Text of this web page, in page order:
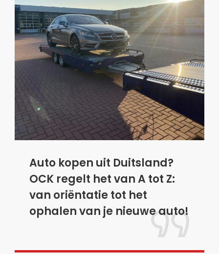
Auto kopen uit Duitsland?
OCK regelt het van A tot Z:
van oriëntatie tot het
ophalen van je nieuwe auto!